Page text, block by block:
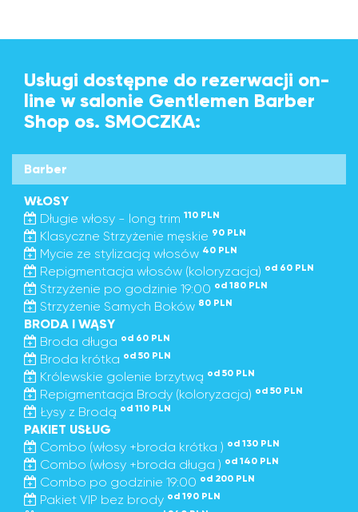
Usługi dostępne do rezerwacji on-
line w salonie Gentlemen Barber
Shop os. SMOCZKA:
Barber
WŁOSY
Długie włosy - long trim 110 PLN
Klasyczne Strzyżenie męskie 90 PLN
Mycie ze stylizacją włosów 40 PLN
Repigmentacja włosów (koloryzacja) od 60 PLN
Strzyżenie po godzinie 19:00 od 180 PLN
Strzyżenie Samych Boków 80 PLN
BRODA I WĄSY
Broda długa od 60 PLN
Broda krótka od 50 PLN
Królewskie golenie brzytwą od 50 PLN
Repigmentacja Brody (koloryzacja) od 50 PLN
Łysy z Brodą od 110 PLN
PAKIET USŁUG
Combo (włosy +broda krótka ) od 130 PLN
Combo (włosy +broda długa ) od 140 PLN
Combo po godzinie 19:00 od 200 PLN
Pakiet VIP bez brody od 190 PLN